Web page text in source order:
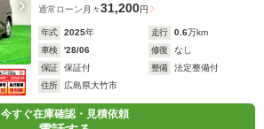
通常ローン 月々31,200円
年式 2025年 走行 0.6万km
車検
'28/06 修復
なし
保証
保証付 整備
法定整備付
住所
広島県大竹市
今すぐ在庫確認・見積依頼